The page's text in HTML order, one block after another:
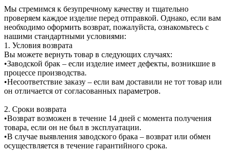
Мы стремимся к безупречному качеству и тщательно
проверяем каждое изделие перед отправкой. Однако, если вам
необходимо оформить возврат, пожалуйста, ознакомьтесь с
нашими стандартными условиями:
1. Условия возврата
Вы можете вернуть товар в следующих случаях:
•Заводской брак – если изделие имеет дефекты, возникшие в
процессе производства.
•Несоответствие заказу – если вам доставили не тот товар или
он отличается от согласованных параметров.
2. Сроки возврата
•Возврат возможен в течение 14 дней с момента получения
товара, если он не был в эксплуатации.
•В случае выявления заводского брака – возврат или обмен
осуществляется в течение гарантийного срока.